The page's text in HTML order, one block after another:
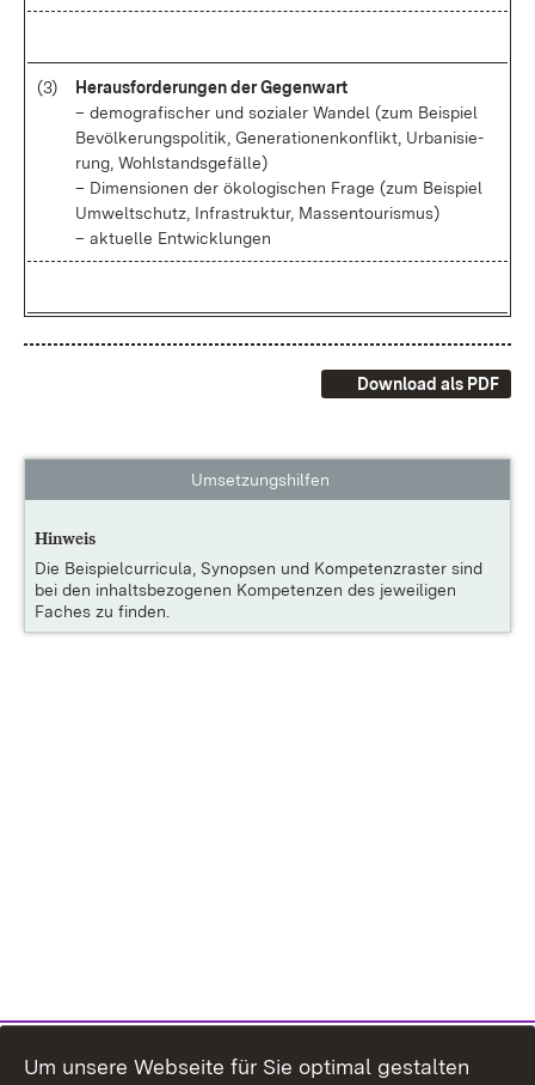
(3)
Her­aus­for­de­run­gen der Ge­gen­wart
– de­mo­gra­fi­scher und so­zia­ler Wan­del (zum Bei­spiel
Be­völ­ke­rungs­po­li­tik, Ge­ne­ra­tio­nen­kon­flikt, Ur­ba­ni­sie­
rung, Wohl­stands­ge­fäl­le)
– Di­men­sio­nen der öko­lo­gi­schen Fra­ge (zum Bei­spiel
Um­welt­schutz, In­fra­struk­tur, Mas­sen­tou­ris­mus)
– ak­tu­el­le Ent­wick­lun­gen
Download als PDF
Umsetzungshilfen
Hinweis
Die Beispielcurricula, Synopsen und Kompetenzraster sind
bei den inhaltsbezogenen Kompetenzen des jeweiligen
Faches zu finden.
Um unsere Webseite für Sie optimal gestalten